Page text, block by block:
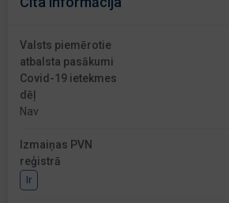
Valsts piemērotie
atbalsta pasākumi
Covid-19 ietekmes
dēļ
Nav
Izmaiņas PVN
reģistrā
Ir